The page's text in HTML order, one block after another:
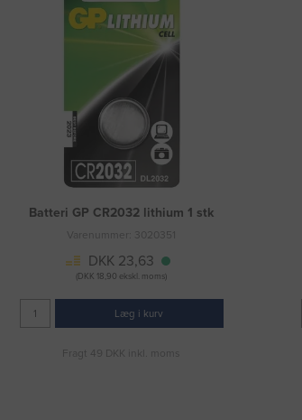
Batteri GP CR2032 lithium 1 stk
Varenummer: 3020351
DKK 23,63
(DKK 18,90 ekskl. moms)
Læg i kurv
Fragt 49 DKK inkl. moms